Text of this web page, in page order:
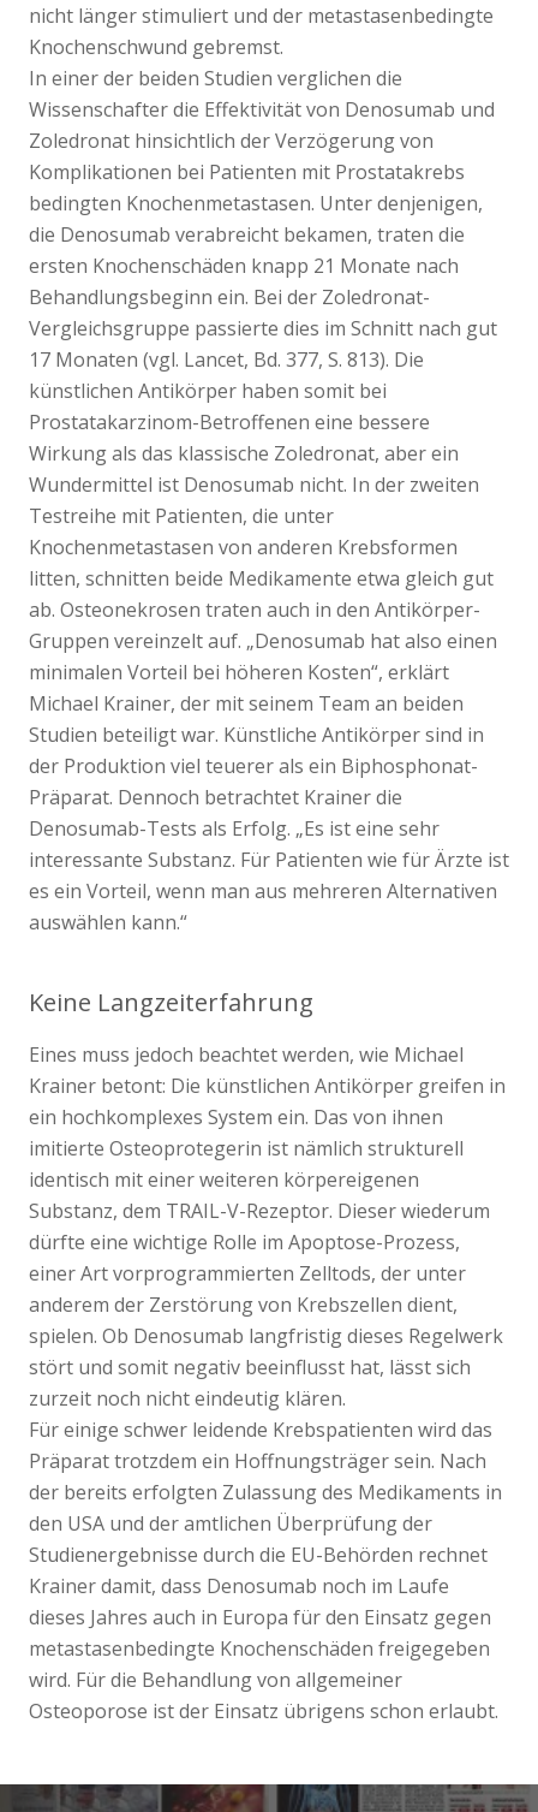
nicht länger stimuliert und der metastasenbedingte
Knochenschwund gebremst.
In einer der beiden Studien verglichen die
Wissenschafter die Effektivität von Denosumab und
Zoledronat hinsichtlich der Verzögerung von
Komplikationen bei Patienten mit Prostatakrebs
bedingten Knochenmetastasen. Unter denjenigen,
die Denosumab verabreicht bekamen, traten die
ersten Knochenschäden knapp 21 Monate nach
Behandlungsbeginn ein. Bei der Zoledronat-
Vergleichsgruppe passierte dies im Schnitt nach gut
17 Monaten (vgl. Lancet, Bd. 377, S. 813). Die
künstlichen Antikörper haben somit bei
Prostatakarzinom-Betroffenen eine bessere
Wirkung als das klassische Zoledronat, aber ein
Wundermittel ist Denosumab nicht. In der zweiten
Testreihe mit Patienten, die unter
Knochenmetastasen von anderen Krebsformen
litten, schnitten beide Medikamente etwa gleich gut
ab. Osteonekrosen traten auch in den Antikörper-
Gruppen vereinzelt auf. „Denosumab hat also einen
minimalen Vorteil bei höheren Kosten“, erklärt
Michael Krainer, der mit seinem Team an beiden
Studien beteiligt war. Künstliche Antikörper sind in
der Produktion viel teuerer als ein Biphosphonat-
Präparat. Dennoch betrachtet Krainer die
Denosumab-Tests als Erfolg. „Es ist eine sehr
interessante Substanz. Für Patienten wie für Ärzte ist
es ein Vorteil, wenn man aus mehreren Alternativen
auswählen kann.“
Keine Langzeiterfahrung
Eines muss jedoch beachtet werden, wie Michael
Krainer betont: Die künstlichen Antikörper greifen in
ein hochkomplexes System ein. Das von ihnen
imitierte Osteoprotegerin ist nämlich strukturell
identisch mit einer weiteren körpereigenen
Substanz, dem TRAIL-V-Rezeptor. Dieser wiederum
dürfte eine wichtige Rolle im Apoptose-Prozess,
einer Art vorprogrammierten Zelltods, der unter
anderem der Zerstörung von Krebszellen dient,
spielen. Ob Denosumab langfristig dieses Regelwerk
stört und somit negativ beeinflusst hat, lässt sich
zurzeit noch nicht eindeutig klären.
Für einige schwer leidende Krebspatienten wird das
Präparat trotzdem ein Hoffnungsträger sein. Nach
der bereits erfolgten Zulassung des Medikaments in
den USA und der amtlichen Überprüfung der
Studienergebnisse durch die EU-Behörden rechnet
Krainer damit, dass Denosumab noch im Laufe
dieses Jahres auch in Europa für den Einsatz gegen
metastasenbedingte Knochenschäden freigegeben
wird. Für die Behandlung von allgemeiner
Osteoporose ist der Einsatz übrigens schon erlaubt.